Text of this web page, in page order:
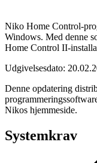
Niko Home Control-
Windows. Med denne
Home Control II-
Udgivelsesdato:
Denne opdatering
Nikos hjemmeside.
Systemkrav